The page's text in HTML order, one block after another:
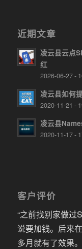
近期文章
凌云县云点
红
2026-06-27 -
凌云县如何
2020-11-21 -
凌云县
2020-11-17 -
客户评价
“之前找别家做过
说要加钱。后来
多月就有了效果